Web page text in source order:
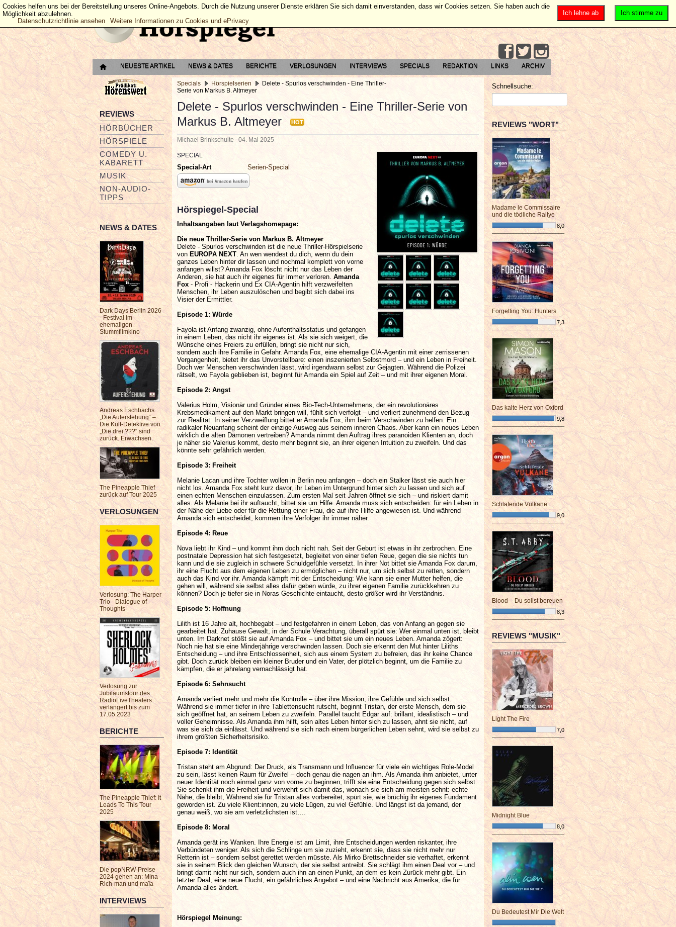
NEUESTE ARTIKEL NEWS & DATES BERICHTE VERLOSUNGEN INTERVIEWS SPECIALS REDAKTION LINKS ARCHIV
REVIEWS
HÖRBÜCHER
HÖRSPIELE
COMEDY U.
KABARETT
MUSIK
NON-AUDIO-
TIPPS
NEWS & DATES
Dark Days Berlin 2026
- Festival im
ehemaligen
Stummfilmkino
Andreas Eschbachs
„Die Auferstehung“ –
Die Kult-Detektive von
„Die drei ???“ sind
zurück. Erwachsen.
The Pineapple Thief
zurück auf Tour 2025
VERLOSUNGEN
Verlosung: The Harper
Trio - Dialogue of
Thoughts
Verlosung zur
Jubiläumstour des
RadioLiveTheaters
verlängert bis zum
17.05.2023
BERICHTE
The Pineapple Thief: It
Leads To This Tour
2025
Die popNRW-Preise
2024 gehen an: Mina
Rich-man und maïa
INTERVIEWS
Specials Hörspielserien
Delete - Spurlos verschwinden - Eine Thriller-
Serie von Markus B. Altmeyer
Delete - Spurlos verschwinden - Eine Thriller-Serie von
Markus B. Altmeyer
HOT
Michael Brinkschulte 04. Mai 2025
SPECIAL
Special-Art Serien-Special
Hörspiegel-Special
Inhaltsangaben laut Verlagshomepage:
Die neue Thriller-Serie von Markus B. Altmeyer
Delete - Spurlos verschwinden ist die neue Thriller-Hörspielserie
von EUROPA NEXT . An wen wendest du dich, wenn du dein
ganzes Leben hinter dir lassen und nochmal komplett von vorne
anfangen willst? Amanda Fox löscht nicht nur das Leben der
Anderen, sie hat auch ihr eigenes für immer verloren. Amanda
Fox - Profi - Hackerin und Ex CIA-Agentin hilft verzweifelten
Menschen, ihr Leben auszulöschen und begibt sich dabei ins
Visier der Ermittler.
Episode 1: Würde
Fayola ist Anfang zwanzig, ohne Aufenthaltsstatus und gefangen
in einem Leben, das nicht ihr eigenes ist. Als sie sich weigert, die
Wünsche eines Freiers zu erfüllen, bringt sie nicht nur sich,
sondern auch ihre Familie in Gefahr. Amanda Fox, eine ehemalige CIA-Agentin mit einer zerrissenen
Vergangenheit, bietet ihr das Unvorstellbare: einen inszenierten Selbstmord – und ein Leben in Freiheit.
Doch wer Menschen verschwinden lässt, wird irgendwann selbst zur Gejagten. Während die Polizei
rätselt, wo Fayola geblieben ist, beginnt für Amanda ein Spiel auf Zeit – und mit ihrer eigenen Moral.
Episode 2: Angst
Valerius Holm, Visionär und Gründer eines Bio-Tech-Unternehmens, der ein revolutionäres
Krebsmedikament auf den Markt bringen will, fühlt sich verfolgt – und verliert zunehmend den Bezug
zur Realität. In seiner Verzweiflung bittet er Amanda Fox, ihm beim Verschwinden zu helfen. Ein
radikaler Neuanfang scheint der einzige Ausweg aus seinem inneren Chaos. Aber kann ein neues Leben
wirklich die alten Dämonen vertreiben? Amanda nimmt den Auftrag ihres paranoiden Klienten an, doch
je näher sie Valerius kommt, desto mehr beginnt sie, an ihrer eigenen Intuition zu zweifeln. Und das
könnte sehr gefährlich werden.
Episode 3: Freiheit
Melanie Lacan und ihre Tochter wollen in Berlin neu anfangen – doch ein Stalker lässt sie auch hier
nicht los. Amanda Fox steht kurz davor, ihr Leben im Untergrund hinter sich zu lassen und sich auf
einen echten Menschen einzulassen. Zum ersten Mal seit Jahren öffnet sie sich – und riskiert damit
alles. Als Melanie bei ihr auftaucht, bittet sie um Hilfe. Amanda muss sich entscheiden: für ein Leben in
der Nähe der Liebe oder für die Rettung einer Frau, die auf ihre Hilfe angewiesen ist. Und während
Amanda sich entscheidet, kommen ihre Verfolger ihr immer näher.
Episode 4: Reue
Nova liebt ihr Kind – und kommt ihm doch nicht nah. Seit der Geburt ist etwas in ihr zerbrochen. Eine
postnatale Depression hat sich festgesetzt, begleitet von einer tiefen Reue, gegen die sie nichts tun
kann und die sie zugleich in schwere Schuldgefühle versetzt. In ihrer Not bittet sie Amanda Fox darum,
ihr eine Flucht aus dem eigenen Leben zu ermöglichen – nicht nur, um sich selbst zu retten, sondern
auch das Kind vor ihr. Amanda kämpft mit der Entscheidung: Wie kann sie einer Mutter helfen, die
gehen will, während sie selbst alles dafür geben würde, zu ihrer eigenen Familie zurückkehren zu
können? Doch je tiefer sie in Noras Geschichte eintaucht, desto größer wird ihr Verständnis.
Episode 5: Hoffnung
Lilith ist 16 Jahre alt, hochbegabt – und festgefahren in einem Leben, das von Anfang an gegen sie
gearbeitet hat. Zuhause Gewalt, in der Schule Verachtung, überall spürt sie: Wer einmal unten ist, bleibt
unten. Im Darknet stößt sie auf Amanda Fox – und bittet sie um ein neues Leben. Amanda zögert:
Noch nie hat sie eine Minderjährige verschwinden lassen. Doch sie erkennt den Mut hinter Liliths
Entscheidung – und ihre Entschlossenheit, sich aus einem System zu befreien, das ihr keine Chance
gibt. Doch zurück bleiben ein kleiner Bruder und ein Vater, der plötzlich beginnt, um die Familie zu
kämpfen, die er jahrelang vernachlässigt hat.
Episode 6: Sehnsucht
Amanda verliert mehr und mehr die Kontrolle – über ihre Mission, ihre Gefühle und sich selbst.
Während sie immer tiefer in ihre Tablettensucht rutscht, beginnt Tristan, der erste Mensch, dem sie
sich geöffnet hat, an seinem Leben zu zweifeln. Parallel taucht Edgar auf: brillant, idealistisch – und
voller Geheimnisse. Als Amanda ihm hilft, sein altes Leben hinter sich zu lassen, ahnt sie nicht, auf
was sie sich da einlässt. Und während sie sich nach einem bürgerlichen Leben sehnt, wird sie selbst zu
ihrem größten Sicherheitsrisiko.
Episode 7: Identität
Tristan steht am Abgrund: Der Druck, als Transmann und Influencer für viele ein wichtiges Role-Model
zu sein, lässt keinen Raum für Zweifel – doch genau die nagen an ihm. Als Amanda ihm anbietet, unter
neuer Identität noch einmal ganz von vorne zu beginnen, trifft sie eine Entscheidung gegen sich selbst.
Sie schenkt ihm die Freiheit und verwehrt sich damit das, wonach sie sich am meisten sehnt: echte
Nähe, die bleibt, Während sie für Tristan alles vorbereitet, spürt sie, wie brüchig ihr eigenes Fundament
geworden ist. Zu viele Klient:innen, zu viele Lügen, zu viel Gefühle. Und längst ist da jemand, der
genau weiß, wo sie am verletzlichsten ist….
Episode 8: Moral
Amanda gerät ins Wanken. Ihre Energie ist am Limit, ihre Entscheidungen werden riskanter, ihre
Verbündeten weniger. Als sich die Schlinge um sie zuzieht, erkennt sie, dass sie nicht mehr nur
Retterin ist – sondern selbst gerettet werden müsste. Als Mirko Brettschneider sie verhaftet, erkennt
sie in seinem Blick den gleichen Wunsch, der sie selbst antreibt. Sie schlägt ihm einen Deal vor – und
bringt damit nicht nur sich, sondern auch ihn an einen Punkt, an dem es kein Zurück mehr gibt. Ein
letzter Deal, eine neue Flucht, ein gefährliches Angebot – und eine Nachricht aus Amerika, die für
Amanda alles ändert.
Hörspiegel Meinung:
Schnellsuche:
REVIEWS "WORT"
Madame le Commissaire
und die tödliche Rallye
8,0
¯¯¯¯¯¯¯¯¯¯¯¯¯¯¯¯¯¯¯¯¯¯¯¯
Forgetting You: Hunters
7,3
¯¯¯¯¯¯¯¯¯¯¯¯¯¯¯¯¯¯¯¯¯¯¯¯
Das kalte Herz von Oxford
9,8
¯¯¯¯¯¯¯¯¯¯¯¯¯¯¯¯¯¯¯¯¯¯¯¯
Schlafende Vulkane
9,0
¯¯¯¯¯¯¯¯¯¯¯¯¯¯¯¯¯¯¯¯¯¯¯¯
Blood – Du sollst bereuen
8,3
¯¯¯¯¯¯¯¯¯¯¯¯¯¯¯¯¯¯¯¯¯¯¯¯
REVIEWS "MUSIK"
Light The Fire
7,0
¯¯¯¯¯¯¯¯¯¯¯¯¯¯¯¯¯¯¯¯¯¯¯¯
Midnight Blue
8,0
¯¯¯¯¯¯¯¯¯¯¯¯¯¯¯¯¯¯¯¯¯¯¯¯
Du Bedeutest Mir Die Welt
Ich stimme zu
Ich lehne ab
Cookies helfen uns bei der Bereitstellung unseres Online-Angebots. Durch die Nutzung unserer Dienste erklären Sie sich damit einverstanden, dass wir Cookies setzen. Sie haben auch die
Möglichkeit abzulehnen.
Datenschutzrichtlinie ansehen
Weitere Informationen zu Cookies und ePrivacy